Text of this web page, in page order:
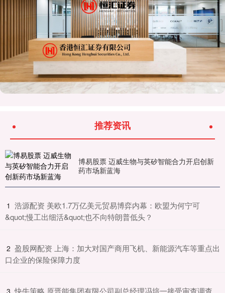
推荐资讯
博易股票 迈威生物与英矽智能合力开启创新
药市场新蓝海
1 ​浩源配资 美欧1.7万亿美元贸易博弈内幕：欧盟为何宁可
&quot;慢工出细活&quot;也不向特朗普低头？
2 ​盈股网配资 上海：加大对国产商用飞机、新能源汽车等重点出
口企业的保险保障力度
3 ​快牛策略 原晋能集团有限公司副总经理冯培一接受审查调查